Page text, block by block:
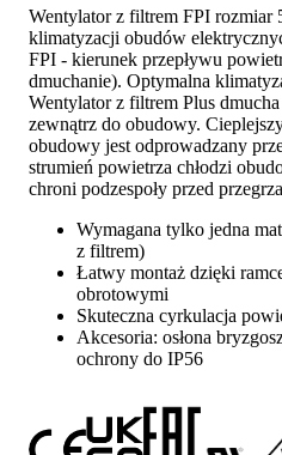
Wentylator z filtrem FPI rozmiar
klimatyzacji obudów
FPI - kierunek przepływu
dmuchanie). Optymalna
Wentylator z filtrem Plus
zewnątrz do obudowy.
obudowy jest odprowadzany
strumień powietrza chłodzi
chroni podzespoły przed
Wymagana tylko jedna
z filtrem)
Łatwy montaż dzięki
obrotowymi
Skuteczna cyrkulacja
Akcesoria: osłona
ochrony do IP56